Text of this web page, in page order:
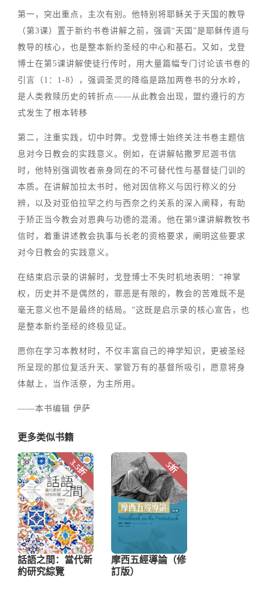
第一，突出重点，主次有别。他特别将耶稣关于天国的教导
（第3课）置于新约书卷讲解之前，强调“天国”是耶稣传道与
教导的核心，也是整本新约圣经的中心和基石。又如，戈登
博士在第5课讲解使徒行传时，用大量篇幅专门讨论该书卷的
引言（1：1-8），强调圣灵的降临是路加两卷书的分水岭，
是人类救赎历史的转折点——从此教会出现，盟约遵行的方
式发生了根本转移
第二，注重实践，切中时弊。戈登博士始终关注书卷主题信
息对今日教会的实践意义。例如，在讲解帖撒罗尼迦书信
时，他特别强调牧者亲身同在的不可替代性与基督徒门训的
本质。在讲解加拉太书时，他对因信称义与因行称义的分
辨，以及对亚伯拉罕之约与西奈之约关系的深入阐释，有助
于矫正当今教会对恩典与功德的混淆。他在第9课讲解教牧书
信时，着重讲述教会执事与长老的资格要求，阐明这些要求
对今日教会的实践意义。
在结束启示录的讲解时，戈登博士不失时机地表明：“神掌
权，历史并不是偶然的，罪恶是有限的，教会的苦难既不是
毫无意义也不是最终的结局。”这既是启示录的核心宣告，也
是整本新约圣经的终极见证。
愿你在学习本教材时，不仅丰富自己的神学知识，更被圣经
所呈现的那位复活升天、掌管万有的基督所吸引，愿意将身
体献上，当作活祭，为主所用。
——本书编辑 伊萨
更多类似书籍